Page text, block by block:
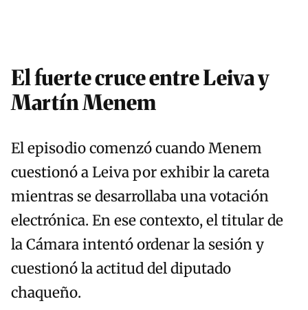
El fuerte cruce entre Leiva y
Martín Menem
El episodio comenzó cuando Menem
cuestionó a Leiva por exhibir la careta
mientras se desarrollaba una votación
electrónica. En ese contexto, el titular de
la Cámara intentó ordenar la sesión y
cuestionó la actitud del diputado
chaqueño.